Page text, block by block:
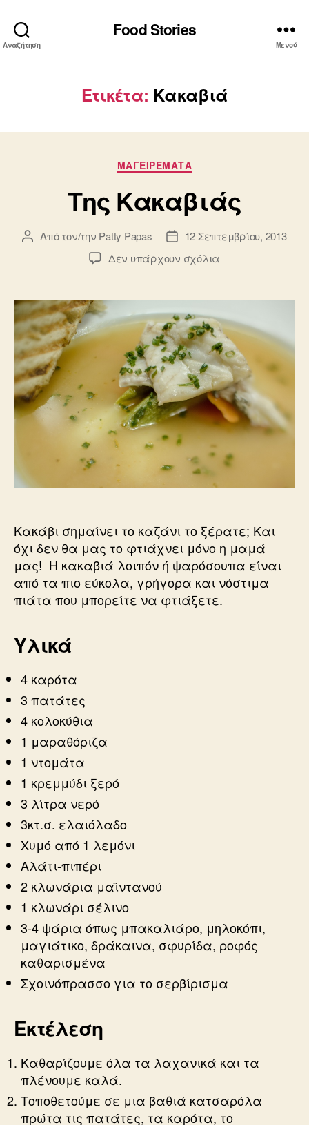
Αναζήτηση
Food Stories
Μενού
Ετικέτα: Κακαβιά
Κατηγορίες
ΜΑΓΕΙΡΕΜΑΤΑ
Της Κακαβιάς
Συντάκτης
Από τον/την Patty Papas
Ημ.
δημοσίευσης
12 Σεπτεμβρίου, 2013
Δεν υπάρχουν σχόλια
Κακάβι σημαίνει το καζάνι το ξέρατε; Και
όχι δεν θα μας το φτιάχνει μόνο η μαμά
μας! Η κακαβιά λοιπόν ή ψαρόσουπα είναι
από τα πιο εύκολα, γρήγορα και νόστιμα
πιάτα που μπορείτε να φτιάξετε.
Υλικά
4 καρότα
3 πατάτες
4 κολοκύθια
1 μαραθόριζα
1 ντομάτα
1 κρεμμύδι ξερό
3 λίτρα νερό
3κτ.σ. ελαιόλαδο
Χυμό από 1 λεμόνι
Αλάτι-πιπέρι
2 κλωνάρια μαϊντανού
1 κλωνάρι σέλινο
3-4 ψάρια όπως μπακαλιάρο, μηλοκόπι,
μαγιάτικο, δράκαινα, σφυρίδα, ροφός
καθαρισμένα
Σχοινόπρασσο για το σερβίρισμα
Εκτέλεση
Καθαρίζουμε όλα τα λαχανικά και τα
πλένουμε καλά.
Τοποθετούμε σε μια βαθιά κατσαρόλα
πρώτα τις πατάτες, τα καρότα, το